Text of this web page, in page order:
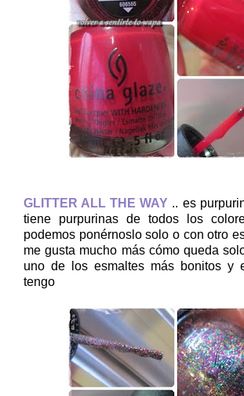
GLITTER ALL THE WAY .. es
tiene purpurinas de todos los
podemos ponérnoslo solo o con otro
me gusta mucho más cómo queda
uno de los esmaltes más bonitos y
tengo